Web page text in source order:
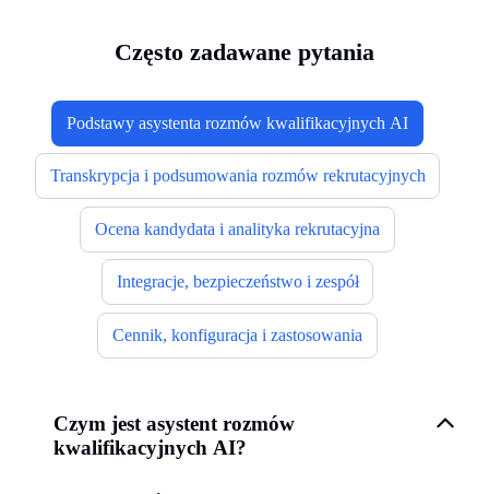
Często zadawane pytania
Podstawy asystenta rozmów kwalifikacyjnych AI
Transkrypcja i podsumowania rozmów rekrutacyjnych
Ocena kandydata i analityka rekrutacyjna
Integracje, bezpieczeństwo i zespół
Cennik, konfiguracja i zastosowania
Czym jest asystent rozmów
kwalifikacyjnych AI?